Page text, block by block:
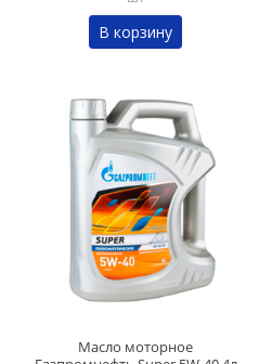
В корзину
Масло моторное